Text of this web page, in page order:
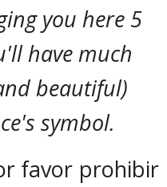
you here 5
have much
beautiful)
symbol.
favor prohibir